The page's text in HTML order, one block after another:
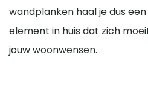
wandplanken haal je dus
element in huis dat zich
jouw woonwensen.